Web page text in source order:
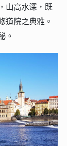
山高水深，既
道院之典雅。
。